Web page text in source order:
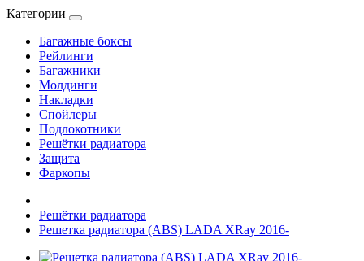
Категории
Багажные боксы
Рейлинги
Багажники
Молдинги
Накладки
Спойлеры
Подлокотники
Решётки радиатора
Защита
Фаркопы
Решётки радиатора
Решетка радиатора (ABS) LADA XRay 2016-